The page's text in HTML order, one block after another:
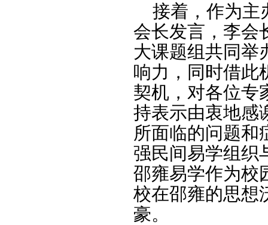
接着，作为主
会长发言，李会
大课题组共同举
响力，同时借此
契机，对各位专
持表示由衷地感
所面临的问题和
强民间易学组织
邵雍易学作为校
校在邵雍的思想
豪。